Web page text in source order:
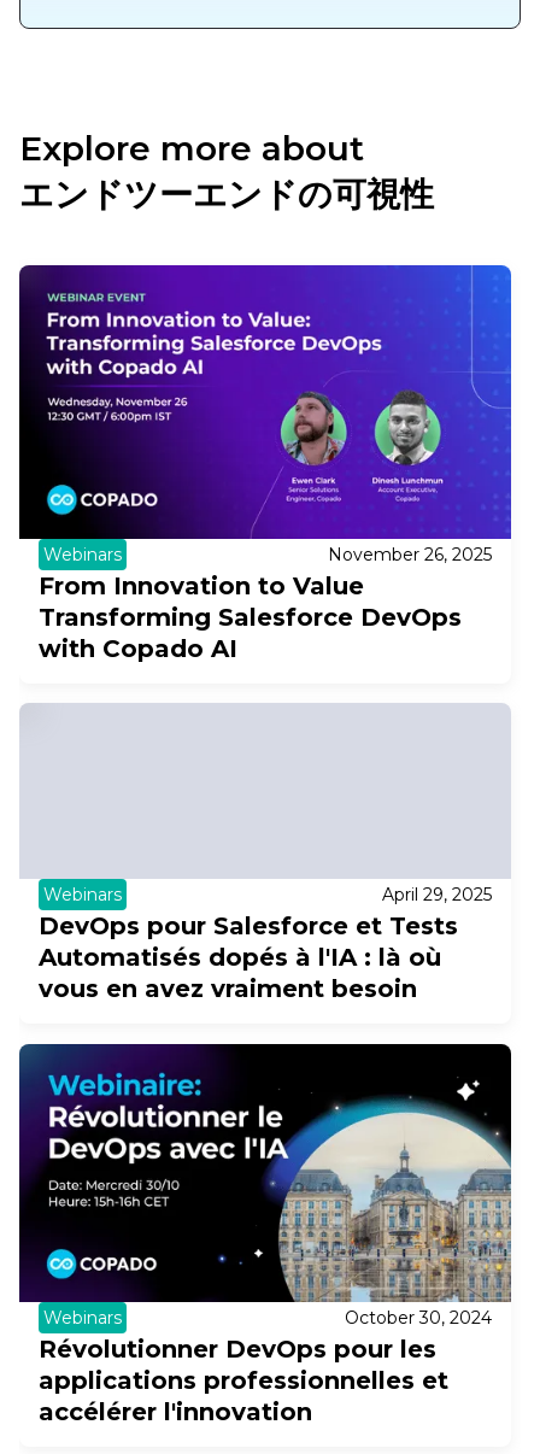
Explore more about
エンドツーエンドの可視性
Webinars November 26, 2025
From Innovation to Value
Transforming Salesforce DevOps
with Copado AI
Webinars April 29, 2025
DevOps pour Salesforce et Tests
Automatisés dopés à l'IA : là où
vous en avez vraiment besoin
Webinars October 30, 2024
Révolutionner DevOps pour les
applications professionnelles et
accélérer l'innovation